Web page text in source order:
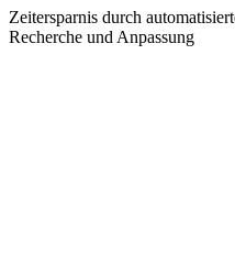
Zeitersparnis durch
Recherche und Anpassung